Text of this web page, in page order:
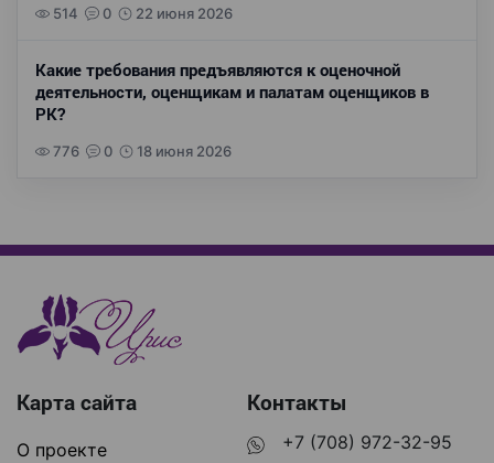
514 0 22 июня 2026
Какие требования предъявляются к оценочной
деятельности, оценщикам и палатам оценщиков в
РК?
776 0 18 июня 2026
Карта сайта
О проекте
Контакты
+7 (708) 972-32-95